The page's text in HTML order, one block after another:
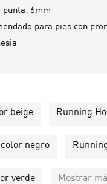
punta: 6mm
para pies con
beige Running
negro
verde Mostrar